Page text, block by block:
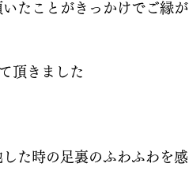
たことがきっかけでご縁が
頂きました
た時の足裏のふわふわを感